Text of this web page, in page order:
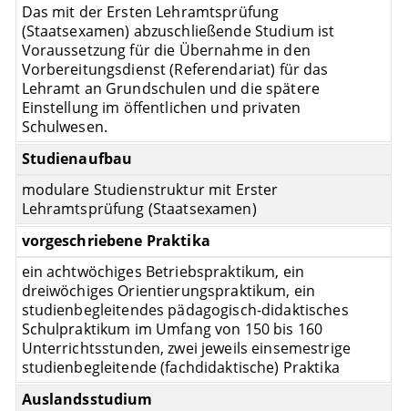
Das mit der Ersten Lehramtsprüfung
(Staatsexamen) abzuschließende Studium ist
Voraussetzung für die Übernahme in den
Vorbereitungsdienst (Referendariat) für das
Lehramt an Grundschulen und die spätere
Einstellung im öffentlichen und privaten
Schulwesen.
Studienaufbau
modulare Studienstruktur mit Erster
Lehramtsprüfung (Staatsexamen)
vorgeschriebene Praktika
ein achtwöchiges Betriebspraktikum, ein
dreiwöchiges Orientierungspraktikum, ein
studienbegleitendes pädagogisch-didaktisches
Schulpraktikum im Umfang von 150 bis 160
Unterrichtsstunden, zwei jeweils einsemestrige
studienbegleitende (fachdidaktische) Praktika
Auslandsstudium